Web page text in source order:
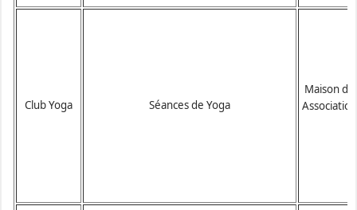
Club Yoga Séances de Yoga
Maison